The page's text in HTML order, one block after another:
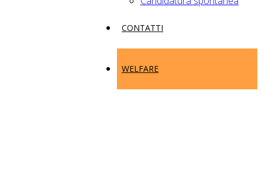
CONTATTI
WELFARE